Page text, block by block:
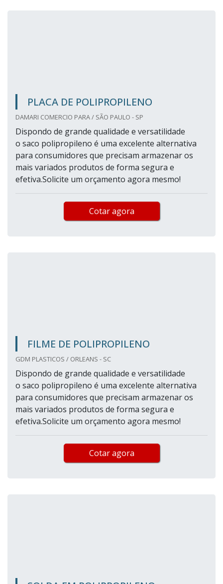
PLACA DE POLIPROPILENO
DAMARI COMERCIO PARA / SÃO PAULO - SP
Dispondo de grande qualidade e versatilidade
o saco polipropileno é uma excelente alternativa
para consumidores que precisam armazenar os
mais variados produtos de forma segura e
efetiva.Solicite um orçamento agora mesmo!
Cotar agora
FILME DE POLIPROPILENO
GDM PLASTICOS / ORLEANS - SC
Dispondo de grande qualidade e versatilidade
o saco polipropileno é uma excelente alternativa
para consumidores que precisam armazenar os
mais variados produtos de forma segura e
efetiva.Solicite um orçamento agora mesmo!
Cotar agora